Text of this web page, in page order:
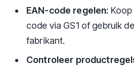
EAN-code regelen:
code via GS1 of gebruik
fabrikant.
Controleer